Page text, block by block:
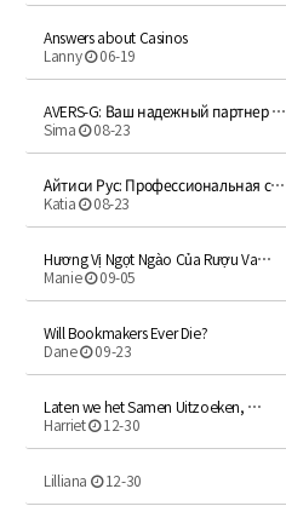
Answers about Casinos
Lanny
06-19
AVERS-G: Ваш надежный партнер …
Sima
08-23
Айтиси Рус: Профессиональная с…
Katia
08-23
Hương Vị Ngọt Ngào Của Rượu Va…
Manie
09-05
Will Bookmakers Ever Die?
Dane
09-23
Laten we het Samen Uitzoeken, …
Harriet
12-30
Lilliana 12-30